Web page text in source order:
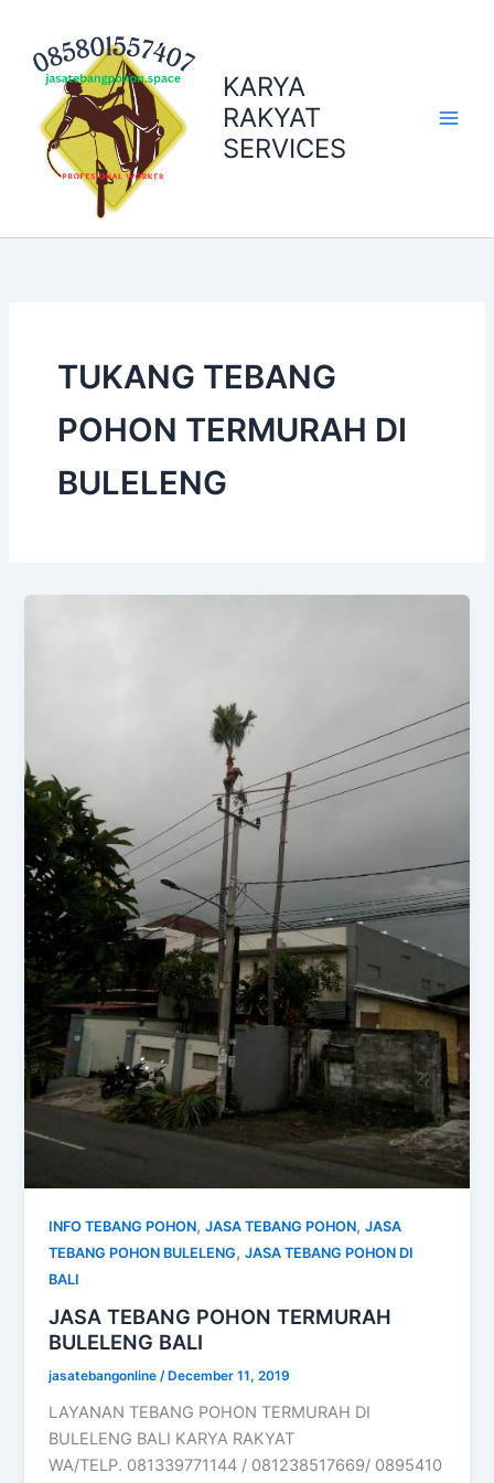
content
KARYA
RAKYAT
SERVICES
TUKANG TEBANG
POHON TERMURAH DI
BULELENG
INFO TEBANG POHON,JASA TEBANG POHON,JASA
TEBANG POHON BULELENG,JASA TEBANG POHON DI
BALI
JASA TEBANG POHON TERMURAH
BULELENG BALI
jasatebangonline/ December 11, 2019
LAYANAN TEBANG POHON TERMURAH DI
BULELENG BALI KARYA RAKYAT
WA/TELP. 081339771144 / 081238517669/ 0895410